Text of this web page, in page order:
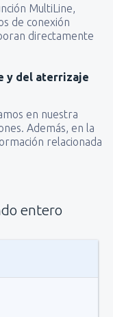
MultiLine,
de conexión
directamente
y del aterrizaje
en nuestra
Además, en la
relacionada
entero